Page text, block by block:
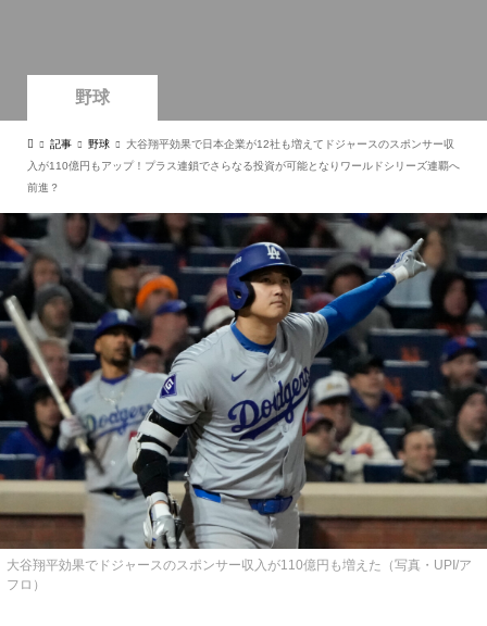
野球
記事 野球
大谷翔平効果で日本企業が12社も増えてドジャースのスポンサー収
入が110億円もアップ！プラス連鎖でさらなる投資が可能となりワールドシリーズ連覇へ
前進？
大谷翔平効果でドジャースのスポンサー収入が110億円も増えた（写真・UPI/ア
フロ）